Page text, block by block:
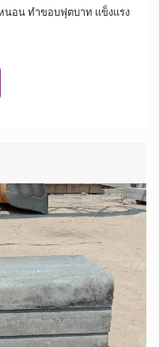
อน ทำขอบฟุตบาท แข็งแรง